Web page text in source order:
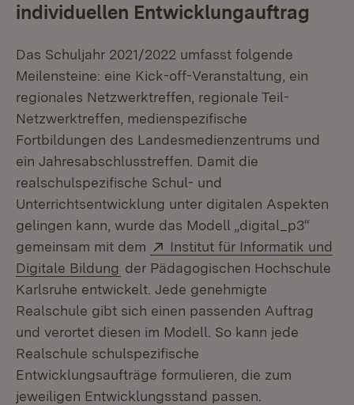
individuellen Entwicklungauftrag
Das Schuljahr 2021/2022 umfasst folgende
Meilensteine: eine Kick-off-Veranstaltung, ein
regionales Netzwerktreffen, regionale Teil-
Netzwerktreffen, medienspezifische
Fortbildungen des Landesmedienzentrums und
ein Jahresabschlusstreffen. Damit die
realschulspezifische Schul- und
Unterrichtsentwicklung unter digitalen Aspekten
gelingen kann, wurde das Modell „digital_p3“
gemeinsam mit dem
Extern:
Institut für Informatik und
Digitale Bildung (Öffnet in neuem Fenster)
der Pädagogischen Hochschule
Karlsruhe entwickelt. Jede genehmigte
Realschule gibt sich einen passenden Auftrag
und verortet diesen im Modell. So kann jede
Realschule schulspezifische
Entwicklungsaufträge formulieren, die zum
jeweiligen Entwicklungsstand passen.